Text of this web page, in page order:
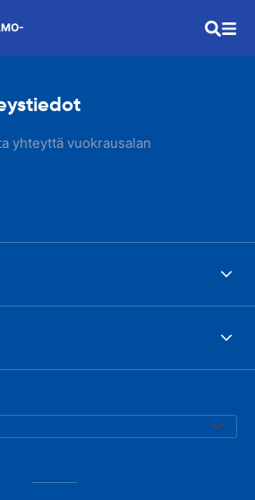
yhteyttä vuokrausalan